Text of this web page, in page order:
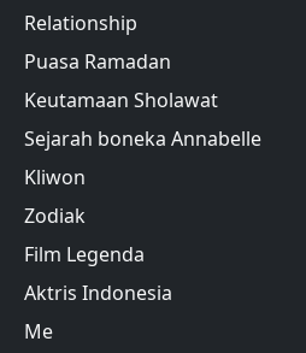
Relationship
Puasa Ramadan
Keutamaan Sholawat
Sejarah boneka Annabelle
Kliwon
Zodiak
Film Legenda
Aktris Indonesia
Me